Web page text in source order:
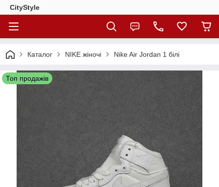
CityStylе
Каталог NIKE жіночі Nike Air Jordan 1 білі
Топ продажів